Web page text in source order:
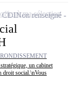
un cabinet
droit social.\nVous
CDINon renseigné
à ma sélection